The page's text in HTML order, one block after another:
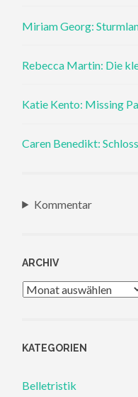
Miriam Georg:
Rebecca Martin: Die
Katie Kento: Missing
Caren Benedikt:
Kommentar
ARCHIV
Archiv
KATEGORIEN
Belletristik